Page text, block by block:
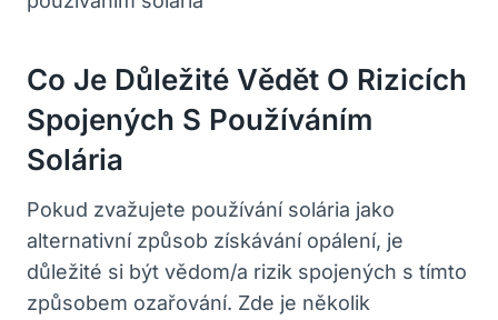
Co Je Důležité Vědět O Rizicích
Spojených S Používáním
Solária
Pokud zvažujete používání solária jako
alternativní způsob získávání opálení, je
důležité si být vědom/a rizik spojených s tímto
způsobem ozařování. Zde je několik